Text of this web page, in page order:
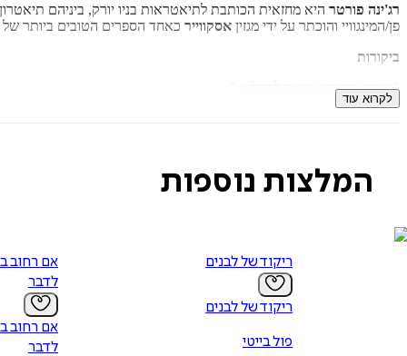
רג'ינה פורטר היא מחזאית הכותבת לתיאטראות בניו יורק, ביניהם
פן/המינגוויי והוכתר על ידי מגזין אסקווייר כאחד הספרים הטובים ביותר
ביקורות
"יצירת ביכורים נועזת להפליא."
- O: The Oprah Magazine
"רומן ביכורים שאפתני ורחב יריעה... רומן הביכורים הפנטסטי של
לקרוא עוד
המלצות נוספות
ריקוד של לבנים
ריקוד של לבנים
פול בייטי
אם רחוב
לדבר
אם רחוב
לדבר